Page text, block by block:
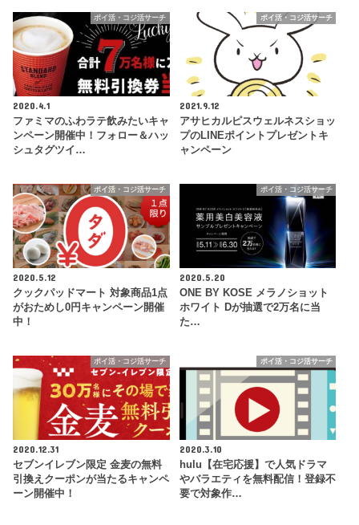
ポイ活・コジ活サーチ
2020.4.1
ファミマのふわラテ飲みたいキャ
ンペーン開催中！フォロー＆ハッ
シュタグツイ…
ポイ活・コジ活サーチ
2021.9.12
アサヒカルピスウェルネスショッ
プのLINEポイントプレゼントキ
ャンペーン
ポイ活・コジ活サーチ
2020.5.12
クックパッドマート 対象商品1点
がおためし0円キャンペーン開催
中！
ポイ活・コジ活サーチ
2020.5.20
ONE BY KOSE メラノショット
ホワイト Dが抽選で2万名に当
た…
ポイ活・コジ活サーチ
2020.12.31
セブンイレブン限定 金麦の無料
引換えクーポンが当たるキャンペ
ーン開催中！
ポイ活・コジ活サーチ
2020.3.10
hulu【在宅応援】で人気ドラマ
やバラエティを無料配信！登録不
要で対象作…